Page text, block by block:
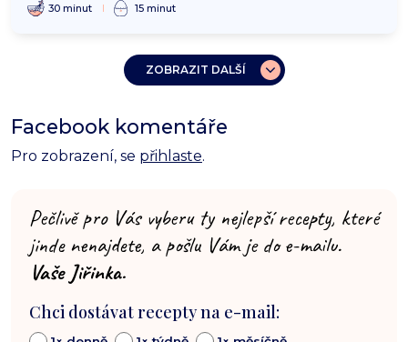
30 minut 15 minut
ZOBRAZIT DALŠÍ
Facebook komentáře
Pro zobrazení, se přihlaste.
Pečlivě pro Vás vyberu ty nejlepší recepty, které
jinde nenajdete, a pošlu Vám je do e-mailu.
Vaše Jiřinka.
Chci dostávat recepty na e-mail: